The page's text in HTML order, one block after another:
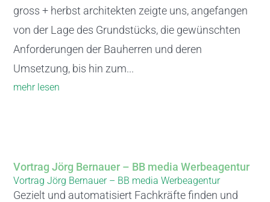
gross + herbst architekten zeigte uns, angefangen
von der Lage des Grundstücks, die gewünschten
Anforderungen der Bauherren und deren
Umsetzung, bis hin zum...
mehr lesen
Vortrag Jörg Bernauer – BB media Werbeagentur
Vortrag Jörg Bernauer – BB media Werbeagentur
Gezielt und automatisiert Fachkräfte finden und